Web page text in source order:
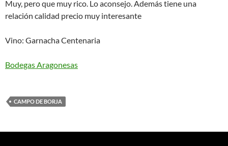
Muy, pero que muy rico. Lo aconsejo. Además tiene una
relación calidad precio muy interesante
Vino: Garnacha Centenaria
Bodegas Aragonesas
CAMPO DE BORJA